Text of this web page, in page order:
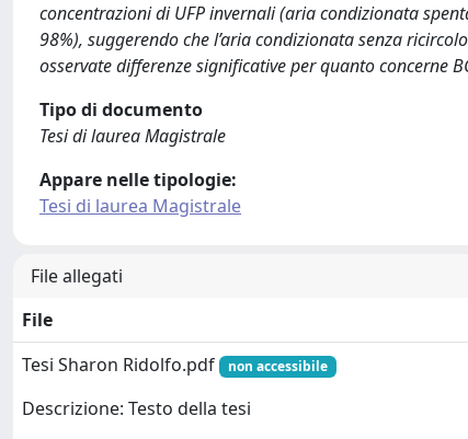
concentrazioni di UFP invernali (aria condizionata
98%), suggerendo che l’aria condizionata senza
osservate differenze significative per quanto concerne
Tipo di documento
Tesi di laurea Magistrale
Appare nelle tipologie:
Tesi di laurea Magistrale
File allegati
File
Tesi Sharon Ridolfo.pdf
non accessibile
Descrizione: Testo della tesi